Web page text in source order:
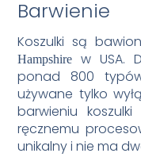
Barwienie
Koszulki są
Hampshire
w USA.
ponad 800
używane tylko
barwieniu
ręcznemu
unikalny i nie ma